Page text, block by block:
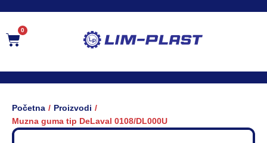
0
Početna / Proizvodi /
Muzna guma tip DeLaval 0108/DL000U